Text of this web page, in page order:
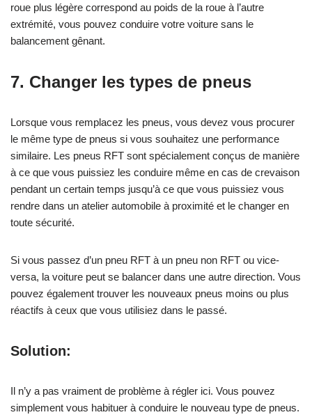
roue plus légère correspond au poids de la roue à l’autre
extrémité, vous pouvez conduire votre voiture sans le
balancement gênant.
7. Changer les types de pneus
Lorsque vous remplacez les pneus, vous devez vous procurer
le même type de pneus si vous souhaitez une performance
similaire. Les pneus RFT sont spécialement conçus de manière
à ce que vous puissiez les conduire même en cas de crevaison
pendant un certain temps jusqu’à ce que vous puissiez vous
rendre dans un atelier automobile à proximité et le changer en
toute sécurité.
Si vous passez d’un pneu RFT à un pneu non RFT ou vice-
versa, la voiture peut se balancer dans une autre direction. Vous
pouvez également trouver les nouveaux pneus moins ou plus
réactifs à ceux que vous utilisiez dans le passé.
Solution:
Il n’y a pas vraiment de problème à régler ici. Vous pouvez
simplement vous habituer à conduire le nouveau type de pneus.